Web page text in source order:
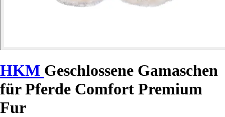
HKM Geschlossene Gamaschen
für Pferde Comfort Premium
Fur